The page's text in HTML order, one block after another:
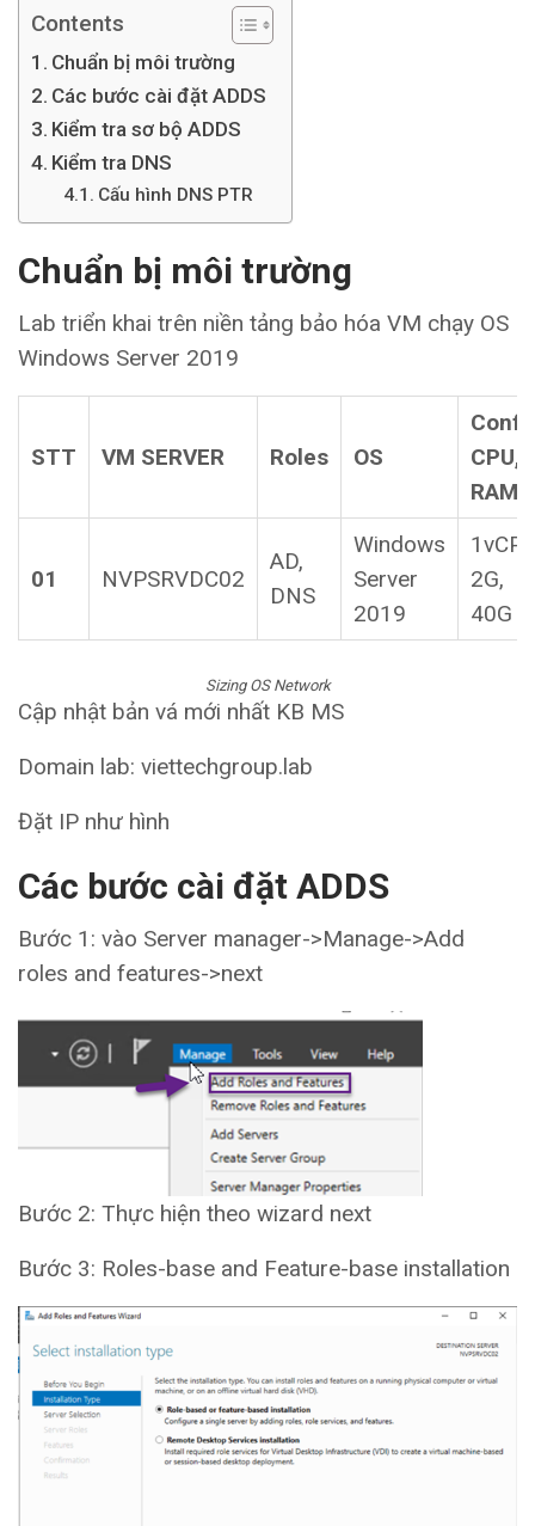
Contents
Chuẩn bị môi trường
Các bước cài đặt ADDS
Kiểm tra sơ bộ ADDS
Kiểm tra DNS
Cấu hình DNS PTR
Chuẩn bị môi trường
Lab triển khai trên niền tảng bảo hóa VM chạy OS
Windows Server 2019
STT VM SERVER Roles OS
CPU,
RAM
01 NVPSRVDC02
AD,
DNS
Windows
Server
2019
2G,
40G
Sizing OS Network
Cập nhật bản vá mới nhất KB MS
Domain lab: viettechgroup.lab
Đặt IP như hình
Các bước cài đặt ADDS
Bước 1: vào Server manager->Manage->Add
roles and features->next
Bước 2: Thực hiện theo wizard next
Bước 3: Roles-base and Feature-base installation